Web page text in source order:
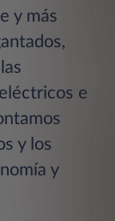
y más
e
y los
y